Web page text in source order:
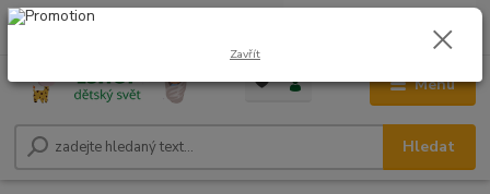
Menu
Hledat
+420 604 278 943 0,00 Kč
Zavřít